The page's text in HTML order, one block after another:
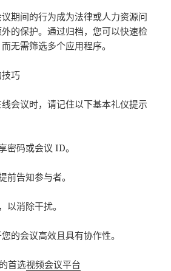
期间的行为成为法律或人力资源问
的保护。通过归档，您可以快速检
无需筛选多个应用程序。
技巧
会议时，请记住以下基本礼仪提示
密码或会议 ID。
前告知参与者。
以消除干扰。
的会议高效且具有协作性。
首选视频会议平台